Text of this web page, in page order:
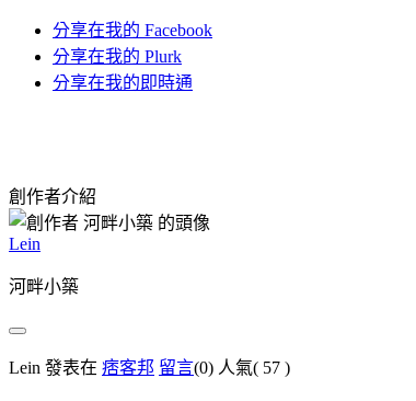
分享在我的 Facebook
分享在我的 Plurk
分享在我的即時通
創作者介紹
Lein
河畔小築
Lein 發表在 痞客邦 留言(0) 人氣( 57 )